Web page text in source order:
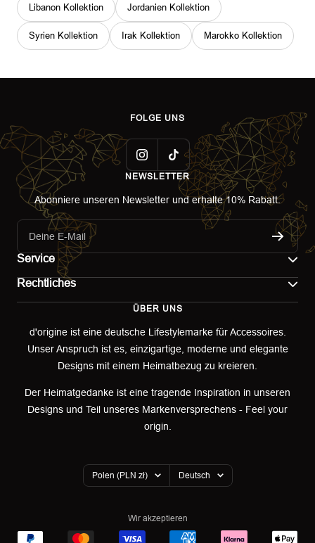
Libanon Kollektion Jordanien Kollektion
Syrien Kollektion Irak Kollektion Marokko Kollektion
FOLGE UNS
NEWSLETTER
Abonniere unseren Newsletter und erhalte 10% Rabatt.
Deine E-Mail
Service
Retoure & Umtausch
Retourenportal
Rechtliches
AGB
Widerrufsbelehrung
ÜBER UNS
d'origine ist eine deutsche Lifestylemarke für Accessoires.
Unser Anspruch ist es, einzigartige, moderne und elegante
Designs mit einem Heimatbezug zu kreieren.
Der Heimatgedanke ist eine tragende Inspiration in unseren
Designs und Teil unseres Markenversprechens - Feel your
origin.
Land/Region
Polen (PLN zł) Sprache
Deutsch
Wir akzeptieren